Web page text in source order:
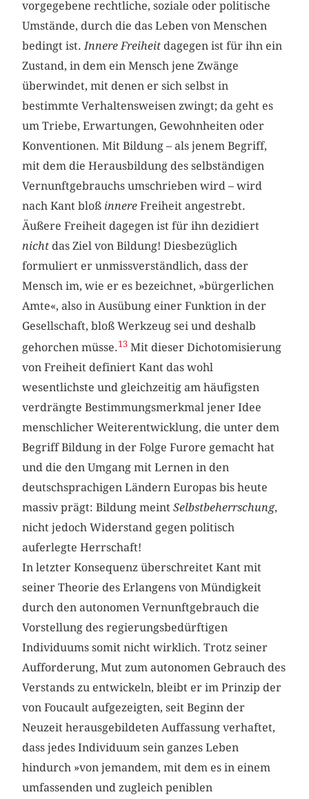
vorgegebene rechtliche, soziale oder politische
Umstände, durch die das Leben von Menschen
bedingt ist. Innere Freiheit dagegen ist für ihn ein
Zustand, in dem ein Mensch jene Zwänge
überwindet, mit denen er sich selbst in
bestimmte Verhaltensweisen zwingt; da geht es
um Triebe, Erwartungen, Gewohnheiten oder
Konventionen. Mit Bildung – als jenem Begriff,
mit dem die Herausbildung des selbständigen
Vernunftgebrauchs umschrieben wird – wird
nach Kant bloß innere Freiheit angestrebt.
Äußere Freiheit dagegen ist für ihn dezidiert
nicht das Ziel von Bildung! Diesbezüglich
formuliert er unmissverständlich, dass der
Mensch im, wie er es bezeichnet, »bürgerlichen
Amte«, also in Ausübung einer Funktion in der
Gesellschaft, bloß Werkzeug sei und deshalb
gehorchen müsse.13 Mit dieser Dichotomisierung
von Freiheit definiert Kant das wohl
wesentlichste und gleichzeitig am häufigsten
verdrängte Bestimmungsmerkmal jener Idee
menschlicher Weiterentwicklung, die unter dem
Begriff Bildung in der Folge Furore gemacht hat
und die den Umgang mit Lernen in den
deutschsprachigen Ländern Europas bis heute
massiv prägt: Bildung meintSelbstbeherrschung,
nicht jedoch Widerstand gegen politisch
auferlegte Herrschaft!
In letzter Konsequenz überschreitet Kant mit
seiner Theorie des Erlangens von Mündigkeit
durch den autonomen Vernunftgebrauch die
Vorstellung des regierungsbedürftigen
Individuums somit nicht wirklich. Trotz seiner
Aufforderung, Mut zum autonomen Gebrauch des
Verstands zu entwickeln, bleibt er im Prinzip der
von Foucault aufgezeigten, seit Beginn der
Neuzeit herausgebildeten Auffassung verhaftet,
dass jedes Individuum sein ganzes Leben
hindurch »von jemandem, mit dem es in einem
umfassenden und zugleich peniblen